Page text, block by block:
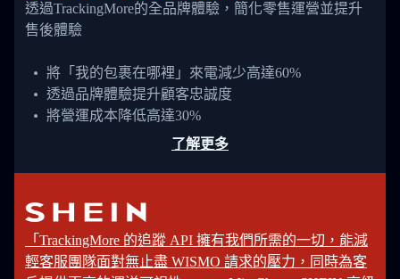
透過TrackingMore的全品牌體驗，簡化零售運營並提升
售後體驗
將「我的包裹在哪裡」來電減少高達60%
透過品牌體驗提升顧客忠誠度
將營運成本降低高達30%
了解更多
「TrackingMore 的追蹤 API 擁有我們所需的一切，能減
輕客服團隊面對無止盡 WISMO 請求的壓力，同時為客